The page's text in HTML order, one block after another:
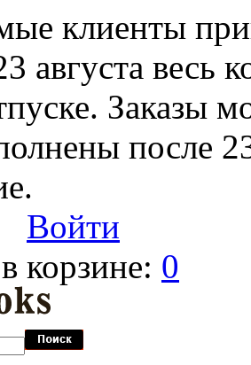
клиенты
августа весь
Заказы
после
Войти
в корзине: 0